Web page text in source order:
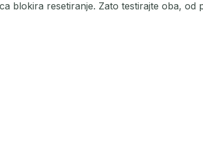
blokira resetiranje. Zato testirajte oba, od